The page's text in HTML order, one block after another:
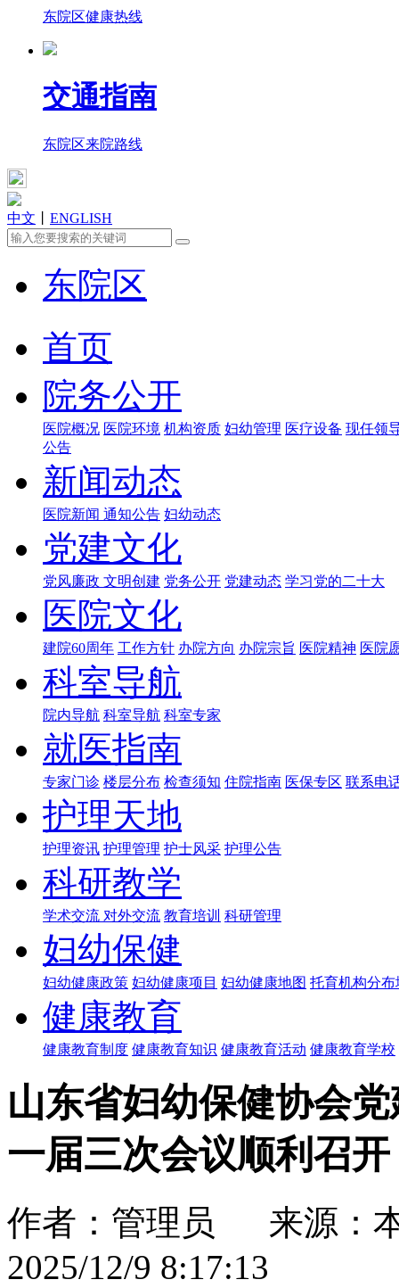
东院区健康热线
交通指南
东院区来院路线
中文 ENGLISH
东院区
首页
院务公开
医院概况 医院环境 机构资质 妇幼管理 医疗设备 现任领
公告
新闻动态
医院新闻 通知公告 妇幼动态
党建文化
党风廉政 文明创建 党务公开 党建动态 学习党的二十大
医院文化
建院60周年 工作方针 办院方向 办院宗旨 医院精神 医院
科室导航
院内导航 科室导航 科室专家
就医指南
专家门诊 楼层分布 检查须知 住院指南 医保专区 联系电
护理天地
护理资讯 护理管理 护士风采 护理公告
科研教学
学术交流 对外交流 教育培训 科研管理
妇幼保健
妇幼健康政策 妇幼健康项目 妇幼健康地图 托育机构分布
健康教育
健康教育制度 健康教育知识 健康教育活动 健康教育学校
山东省妇幼保健协会
一届三次会议顺利召开
作者：管理员 来源：
2025/12/9 8:17:13